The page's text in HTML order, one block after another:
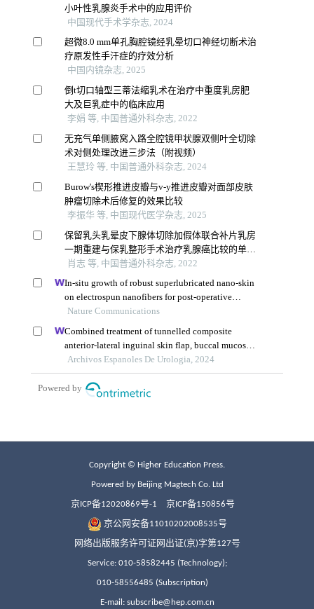
Copyright © Higher Education Press.
Powered by Beijing Magtech Co. Ltd
京ICP备12020869号-1 京ICP备150856号
京公网安备11010202008535号
网络出版服务许可证网出证(京)字第127号
Service: 010-58582445 (Technology);
010-58556485 (Subscription)
E-mail: subscribe@hep.com.cn